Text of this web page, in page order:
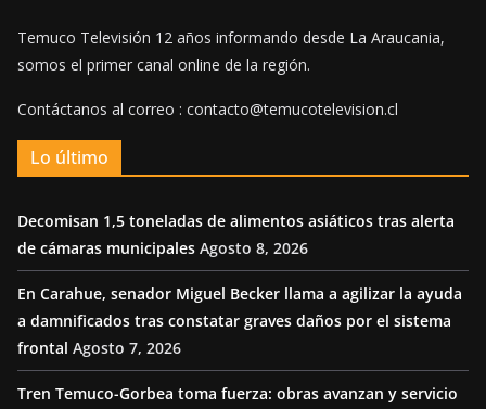
Temuco Televisión 12 años informando desde La Araucania,
somos el primer canal online de la región.
Contáctanos al correo : contacto@temucotelevision.cl
Lo último
Decomisan 1,5 toneladas de alimentos asiáticos tras alerta
de cámaras municipales Agosto 8, 2026
En Carahue, senador Miguel Becker llama a agilizar la ayuda
a damnificados tras constatar graves daños por el sistema
frontal Agosto 7, 2026
Tren Temuco-Gorbea toma fuerza: obras avanzan y servicio